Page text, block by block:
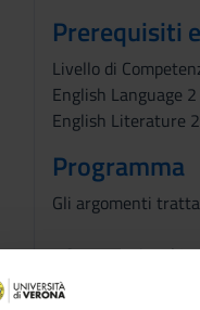
Prerequisiti
Livello di
English Language 2
English Literature 2
Programma
Gli argomenti
- Conversational
- Conventional